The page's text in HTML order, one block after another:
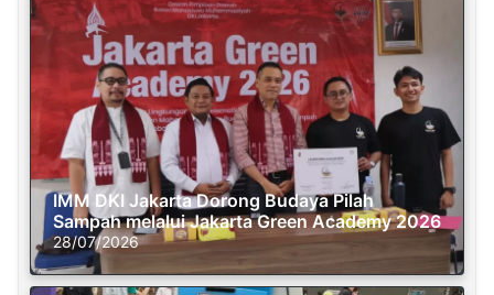
IMM DKI Jakarta Dorong Budaya Pilah
Sampah melalui Jakarta Green Academy 2026
28/07/2026